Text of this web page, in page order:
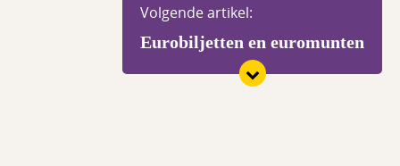
Volgende artikel:
Eurobiljetten en euromunten